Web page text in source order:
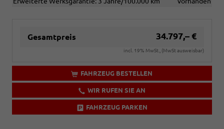
Gesamtpreis 34.797,– €
incl. 19% MwSt., (MwSt ausweisbar)
FAHRZEUG BESTELLEN
WIR RUFEN SIE AN
FAHRZEUG PARKEN